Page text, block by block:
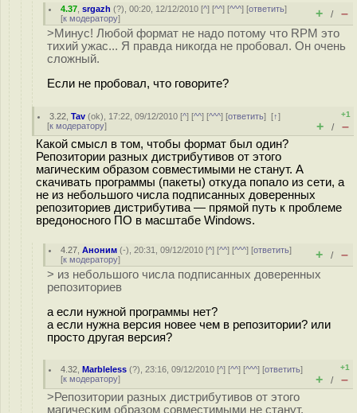
4.37 ,srgazh (?), 00:20, 12/12/2010 [^] [^^] [^^^] [ответить]
[к модератору] + / –
>Минус! Любой формат не надо потому что RPM это
тихий ужас... Я правда никогда не пробовал. Он очень
сложный.
Если не пробовал, что говорите?
3.22 ,Tav (ok), 17:22, 09/12/2010 [^] [^^] [^^^] [ответить][↑]
[к модератору]
+1
+ / –
Какой смысл в том, чтобы формат был один?
Репозитории разных дистрибутивов от этого
магическим образом совместимыми не станут. А
скачивать программы (пакеты) откуда попало из сети, а
не из небольшого числа подписанных доверенных
репозиториев дистрибутива — прямой путь к проблеме
вредоносного ПО в масштабе Windows.
4.27 ,Аноним (-), 20:31, 09/12/2010 [^] [^^] [^^^] [ответить]
[к модератору] + / –
> из небольшого числа подписанных доверенных
репозиториев
а если нужной программы нет?
а если нужна версия новее чем в репозитории? или
просто другая версия?
4.32 ,Marbleless (?), 23:16, 09/12/2010 [^] [^^] [^^^] [ответить]
[к модератору]
+1
+ / –
>Репозитории разных дистрибутивов от этого
магическим образом совместимыми не станут.